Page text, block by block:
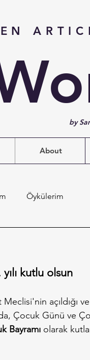
by
About
Öykülerim
kutlu olsun
açıldığı
Çocuk Günü ve
Bayramı olarak